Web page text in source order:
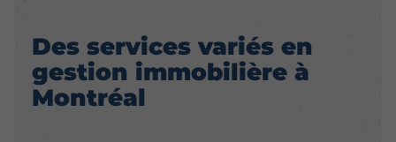
Des services variés en
gestion immobilière à
Montréal